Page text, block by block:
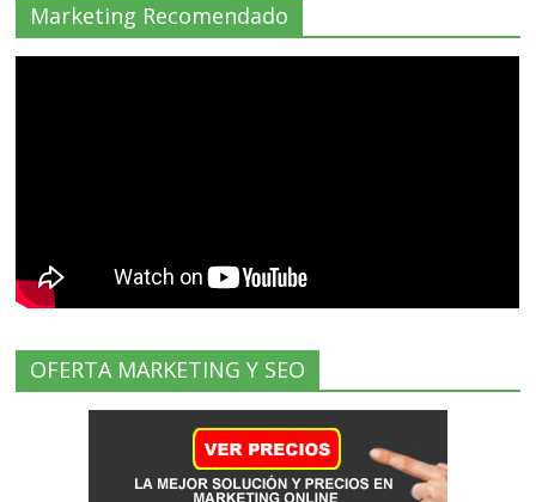
Marketing Recomendado
OFERTA MARKETING Y SEO